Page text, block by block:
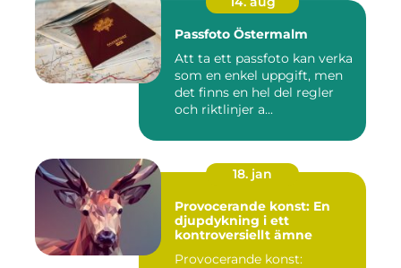
Passfoto Östermalm
Att ta ett passfoto kan verka
som en enkel uppgift, men
det finns en hel del regler
och riktlinjer a...
18. jan
Provocerande konst: En
djupdykning i ett
kontroversiellt ämne
Provocerande konst: